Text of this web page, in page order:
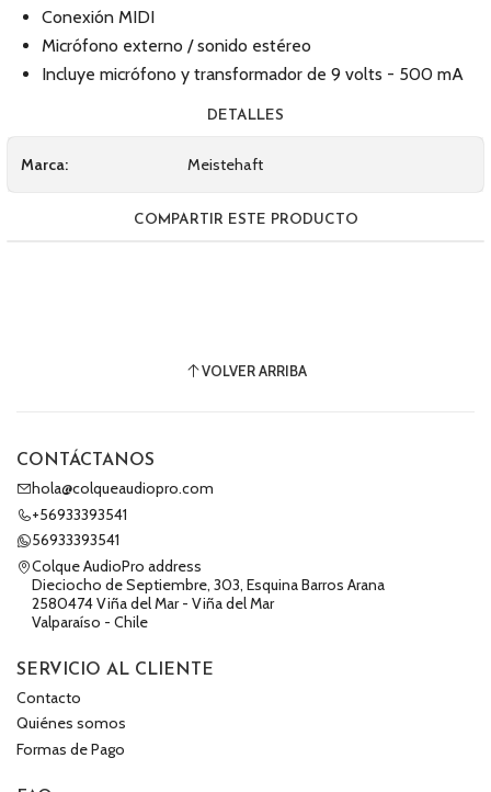
Conexión MIDI
Micrófono externo / sonido estéreo
Incluye micrófono y transformador de 9 volts - 500 mA
DETALLES
Marca: Meistehaft
COMPARTIR ESTE PRODUCTO
VOLVER ARRIBA
CONTÁCTANOS
hola@colqueaudiopro.com
+56933393541
56933393541
Colque AudioPro address
Dieciocho de Septiembre, 303, Esquina Barros Arana
2580474 Viña del Mar - Viña del Mar
Valparaíso - Chile
SERVICIO AL CLIENTE
Contacto
Quiénes somos
Formas de Pago